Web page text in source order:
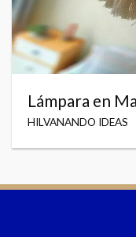
Lámpara en
HILVANANDO IDEAS